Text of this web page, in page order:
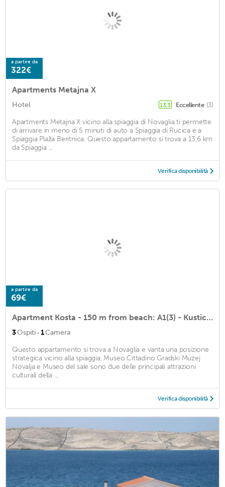
a partire da
322€
Apartments Metajna X
Hotel 13,3 Eccellente (3)
Apartments Metajna X vicino alla spiaggia di Novaglia ti permette
di arrivare in meno di 5 minuti di auto a Spiaggia di Rucica e a
Spiaggia Plaža Beritnica. Questo appartamento si trova a 13,6 km
da Spiaggia ...
Verifica disponibilità
a partire da
69€
Apartment Kosta - 150 m from beach: A1(3) - Kustici, Island Pag, Croatia
3Ospiti · 1Camera
Questo appartamento si trova a Novaglia e vanta una posizione
strategica vicino alla spiaggia. Museo Cittadino Gradski Muzej
Novalja e Museo del sale sono due delle principali attrazioni
culturali della ...
Verifica disponibilità